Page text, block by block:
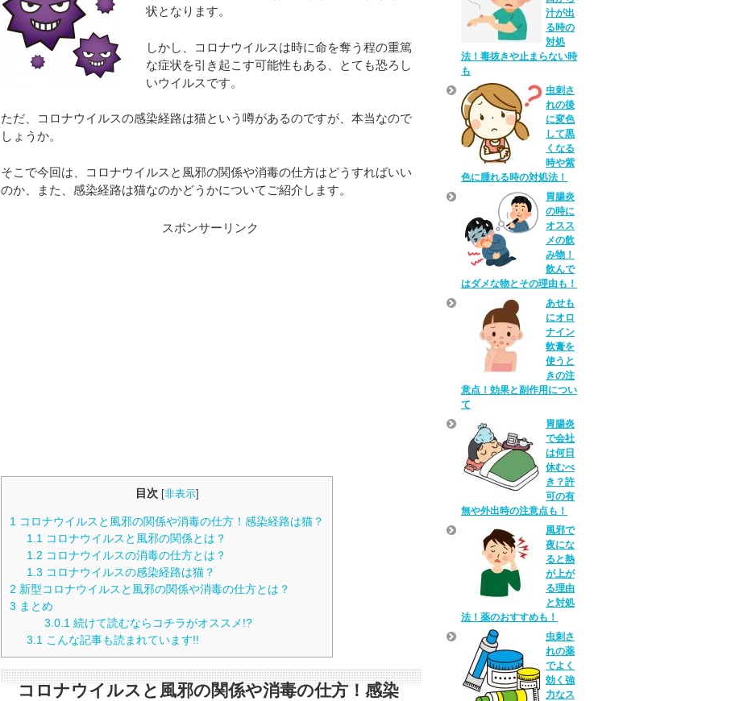
状となります。
しかし、コロナウイルスは時に命を奪う程の重篤
な症状を引き起こす可能性もある、とても恐ろし
いウイルスです。
ただ、コロナウイルスの感染経路は猫という噂があるのですが、本当なので
しょうか。
そこで今回は、コロナウイルスと風邪の関係や消毒の仕方はどうすればいい
のか、また、感染経路は猫なのかどうかについてご紹介します。
スポンサーリンク
目次 [非表示]
1 コロナウイルスと風邪の関係や消毒の仕方！感染経路は猫？
1.1 コロナウイルスと風邪の関係とは？
1.2 コロナウイルスの消毒の仕方とは？
1.3 コロナウイルスの感染経路は猫？
2 新型コロナウイルスと風邪の関係や消毒の仕方とは？
3 まとめ
3.0.1続けて読むならコチラがオススメ!?
3.1 こんな記事も読まれています!!
コロナウイルスと風邪の関係や消毒の仕方！感染
汁が出
る時の
対処
法！毒抜きや止まらない時
も
虫刺さ
れの後
に変色
して黒
くなる
時や紫
色に腫れる時の対処法！
胃腸炎
の時に
オスス
メの飲
み物！
飲んで
はダメな物とその理由も！
あせも
にオロ
ナイン
軟膏を
使うと
きの注
意点！効果と副作用につい
て
胃腸炎
で会社
は何日
休むべ
き？許
可の有
無や外出時の注意点も！
風邪で
夜にな
ると熱
が上が
る理由
と対処
法！薬のおすすめも！
虫刺さ
れの薬
でよく
効く強
力なス